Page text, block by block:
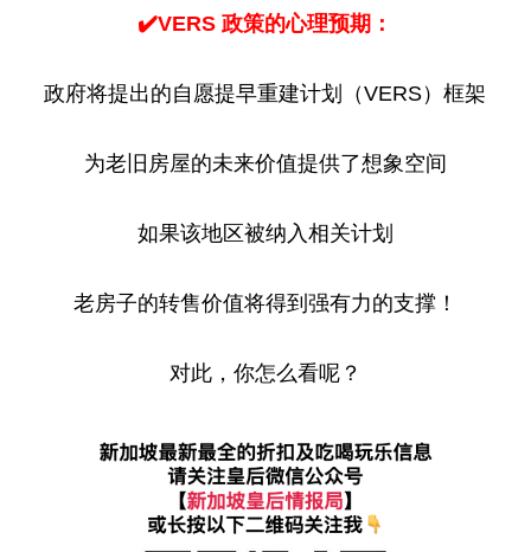
✔️VERS 政策的心理预期：
政府将提出的自愿提早重建计划（VERS）框架
为老旧房屋的未来价值提供了想象空间
如果该地区被纳入相关计划
老房子的转售价值将得到强有力的支撑！
对此，你怎么看呢？